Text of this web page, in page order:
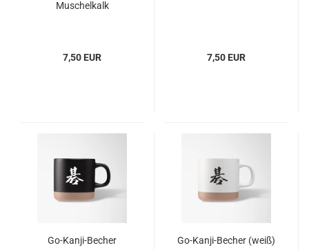
Muschelkalk
7,50 EUR 7,50 EUR
Go-Kanji-Becher
Go-Kanji-Becher (weiß)